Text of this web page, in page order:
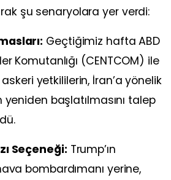
şu senaryolara yer verdi:
Geçtiğimiz hafta ABD
Komutanlığı (CENTCOM) ile
yetkililerin, İran’a yönelik
yeniden başlatılmasını talep
Seçeneği: Trump’ın
bombardımanı yerine,